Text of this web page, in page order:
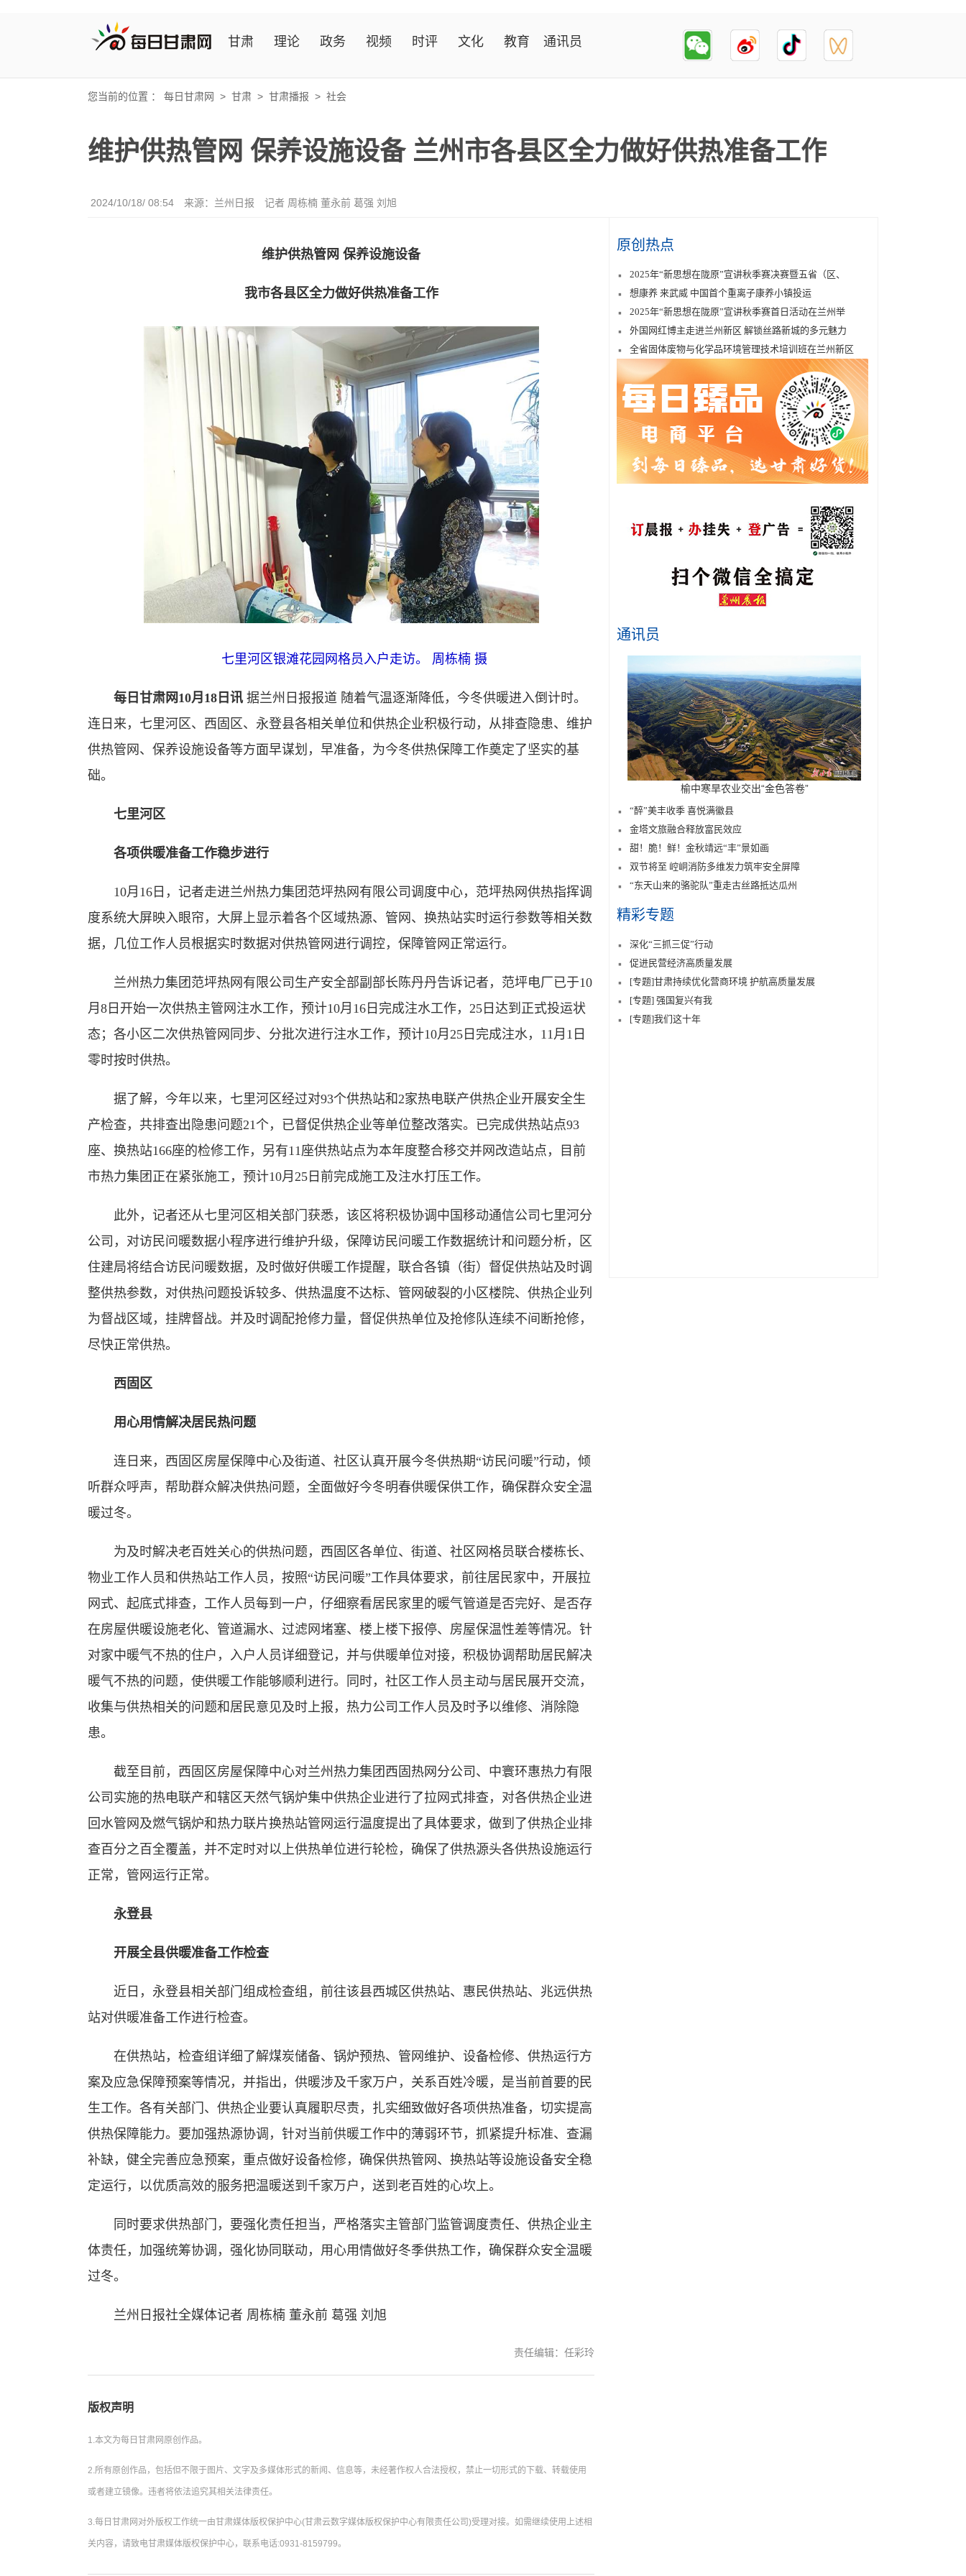
甘肃 理论 政务 视频 时评 文化 教育 通讯员
您当前的位置 ： 每日甘肃网 > 甘肃 > 甘肃播报 > 社会
维护供热管网 保养设施设备 兰州市各县区全力做好供热准备工作
2024/10/18/ 08:54 来源：兰州日报 记者 周栋楠 董永前 葛强 刘旭
维护供热管网 保养设施设备
我市各县区全力做好供热准备工作
七里河区银滩花园网格员入户走访。 周栋楠 摄
每日甘肃网10月18日讯 据兰州日报报道 随着气温逐渐降低，今冬供暖进入倒计时。
连日来，七里河区、西固区、永登县各相关单位和供热企业积极行动，从排查隐患、维护
供热管网、保养设施设备等方面早谋划，早准备，为今冬供热保障工作奠定了坚实的基
础。
七里河区
各项供暖准备工作稳步进行
10月16日，记者走进兰州热力集团范坪热网有限公司调度中心，范坪热网供热指挥调
度系统大屏映入眼帘，大屏上显示着各个区域热源、管网、换热站实时运行参数等相关数
据，几位工作人员根据实时数据对供热管网进行调控，保障管网正常运行。
兰州热力集团范坪热网有限公司生产安全部副部长陈丹丹告诉记者，范坪电厂已于10
月8日开始一次供热主管网注水工作，预计10月16日完成注水工作，25日达到正式投运状
态；各小区二次供热管网同步、分批次进行注水工作，预计10月25日完成注水，11月1日
零时按时供热。
据了解，今年以来，七里河区经过对93个供热站和2家热电联产供热企业开展安全生
产检查，共排查出隐患问题21个，已督促供热企业等单位整改落实。已完成供热站点93
座、换热站166座的检修工作，另有11座供热站点为本年度整合移交并网改造站点，目前
市热力集团正在紧张施工，预计10月25日前完成施工及注水打压工作。
此外，记者还从七里河区相关部门获悉，该区将积极协调中国移动通信公司七里河分
公司，对访民问暖数据小程序进行维护升级，保障访民问暖工作数据统计和问题分析，区
住建局将结合访民问暖数据，及时做好供暖工作提醒，联合各镇（街）督促供热站及时调
整供热参数，对供热问题投诉较多、供热温度不达标、管网破裂的小区楼院、供热企业列
为督战区域，挂牌督战。并及时调配抢修力量，督促供热单位及抢修队连续不间断抢修，
尽快正常供热。
西固区
用心用情解决居民热问题
连日来，西固区房屋保障中心及街道、社区认真开展今冬供热期“访民问暖”行动，倾
听群众呼声，帮助群众解决供热问题，全面做好今冬明春供暖保供工作，确保群众安全温
暖过冬。
为及时解决老百姓关心的供热问题，西固区各单位、街道、社区网格员联合楼栋长、
物业工作人员和供热站工作人员，按照“访民问暖”工作具体要求，前往居民家中，开展拉
网式、起底式排查，工作人员每到一户，仔细察看居民家里的暖气管道是否完好、是否存
在房屋供暖设施老化、管道漏水、过滤网堵塞、楼上楼下报停、房屋保温性差等情况。针
对家中暖气不热的住户，入户人员详细登记，并与供暖单位对接，积极协调帮助居民解决
暖气不热的问题，使供暖工作能够顺利进行。同时，社区工作人员主动与居民展开交流，
收集与供热相关的问题和居民意见及时上报，热力公司工作人员及时予以维修、消除隐
患。
截至目前，西固区房屋保障中心对兰州热力集团西固热网分公司、中寰环惠热力有限
公司实施的热电联产和辖区天然气锅炉集中供热企业进行了拉网式排查，对各供热企业进
回水管网及燃气锅炉和热力联片换热站管网运行温度提出了具体要求，做到了供热企业排
查百分之百全覆盖，并不定时对以上供热单位进行轮检，确保了供热源头各供热设施运行
正常，管网运行正常。
永登县
开展全县供暖准备工作检查
近日，永登县相关部门组成检查组，前往该县西城区供热站、惠民供热站、兆远供热
站对供暖准备工作进行检查。
在供热站，检查组详细了解煤炭储备、锅炉预热、管网维护、设备检修、供热运行方
案及应急保障预案等情况，并指出，供暖涉及千家万户，关系百姓冷暖，是当前首要的民
生工作。各有关部门、供热企业要认真履职尽责，扎实细致做好各项供热准备，切实提高
供热保障能力。要加强热源协调，针对当前供暖工作中的薄弱环节，抓紧提升标准、查漏
补缺，健全完善应急预案，重点做好设备检修，确保供热管网、换热站等设施设备安全稳
定运行，以优质高效的服务把温暖送到千家万户，送到老百姓的心坎上。
同时要求供热部门，要强化责任担当，严格落实主管部门监管调度责任、供热企业主
体责任，加强统筹协调，强化协同联动，用心用情做好冬季供热工作，确保群众安全温暖
过冬。
兰州日报社全媒体记者 周栋楠 董永前 葛强 刘旭
责任编辑：任彩玲
版权声明
1.本文为每日甘肃网原创作品。
2.所有原创作品，包括但不限于图片、文字及多媒体形式的新闻、信息等，未经著作权人合法授权，禁止一切形式的下载、转载使用
或者建立镜像。违者将依法追究其相关法律责任。
3.每日甘肃网对外版权工作统一由甘肃媒体版权保护中心(甘肃云数字媒体版权保护中心有限责任公司)受理对接。如需继续使用上述相
关内容，请致电甘肃媒体版权保护中心，联系电话:0931-8159799。
原创热点
2025年“新思想在陇原”宣讲秋季赛决赛暨五省（区、
想康养 来武威 中国首个重离子康养小镇投运
2025年“新思想在陇原”宣讲秋季赛首日活动在兰州举
外国网红博主走进兰州新区 解锁丝路新城的多元魅力
全省固体废物与化学品环境管理技术培训班在兰州新区
通讯员
榆中寒旱农业交出“金色答卷”
“醉”美丰收季 喜悦满徽县
金塔文旅融合释放富民效应
甜！脆！鲜！金秋靖远“丰”景如画
双节将至 崆峒消防多维发力筑牢安全屏障
“东天山来的骆驼队”重走古丝路抵达瓜州
精彩专题
深化“三抓三促”行动
促进民营经济高质量发展
[专题]甘肃持续优化营商环境 护航高质量发展
[专题] 强国复兴有我
[专题]我们这十年